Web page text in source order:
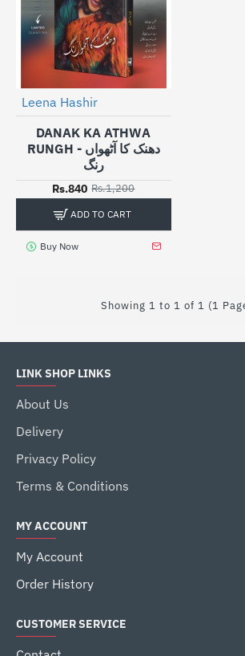
Leena Hashir
DANAK KA ATHWA
RUNGH - دھنک کا آٹھواں
رنگ
Rs.840 Rs.1,200
ADD TO CART
Buy Now
Showing 1 to 1 of 1 (1
LINK SHOP LINKS
About Us
Delivery
Privacy Policy
Terms & Conditions
MY ACCOUNT
My Account
Order History
CUSTOMER SERVICE